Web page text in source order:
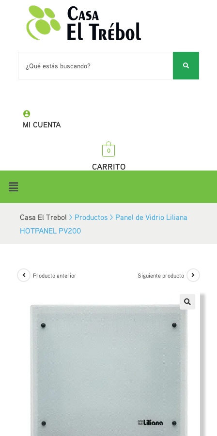
MI CUENTA
0
CARRITO
Casa El Trebol > Productos > Panel de Vidrio Liliana
HOTPANEL PV200
Producto anterior Siguiente producto